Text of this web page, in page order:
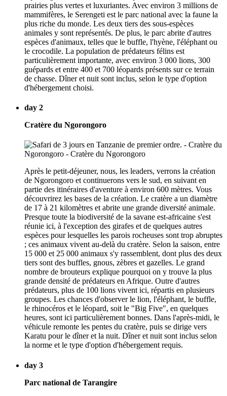
prairies plus vertes et luxuriantes. Avec environ 3 millions de
mammifères, le Serengeti est le parc national avec la faune la
plus riche du monde. Les deux tiers des sous-espèces
animales y sont représentés. De plus, le parc abrite d'autres
espèces d'animaux, telles que le buffle, l'hyène, l'éléphant ou
le crocodile. La population de prédateurs félins est
particulièrement importante, avec environ 3 000 lions, 300
guépards et entre 400 et 700 léopards présents sur ce terrain
de chasse. Dîner et nuit sont inclus, selon le type d'option
d'hébergement choisi.
day 2
Cratère du Ngorongoro
Après le petit-déjeuner, nous, les leaders, verrons la création
de Ngorongoro et continuerons vers le sud, en suivant en
partie des itinéraires d'aventure à environ 600 mètres. Vous
découvrirez les bases de la création. Le cratère a un diamètre
de 17 à 21 kilomètres et abrite une grande diversité animale.
Presque toute la biodiversité de la savane est-africaine s'est
réunie ici, à l'exception des girafes et de quelques autres
espèces pour lesquelles les parois rocheuses sont trop abruptes
; ces animaux vivent au-delà du cratère. Selon la saison, entre
15 000 et 25 000 animaux s'y rassemblent, dont plus des deux
tiers sont des buffles, gnous, zèbres et gazelles. Le grand
nombre de brouteurs explique pourquoi on y trouve la plus
grande densité de prédateurs en Afrique. Outre d'autres
prédateurs, plus de 100 lions vivent ici, répartis en plusieurs
groupes. Les chances d'observer le lion, l'éléphant, le buffle,
le rhinocéros et le léopard, soit le "Big Five", en quelques
heures, sont ici particulièrement bonnes. Dans l'après-midi, le
véhicule remonte les pentes du cratère, puis se dirige vers
Karatu pour le dîner et la nuit. Dîner et nuit sont inclus selon
la norme et le type d'option d'hébergement requis.
day 3
Parc national de Tarangire